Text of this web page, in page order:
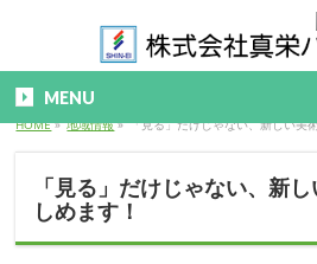
MENU
HOME» 地域情報» 「見る」だけじゃない、新しい美
「見る」だけじゃない、新
しめます！